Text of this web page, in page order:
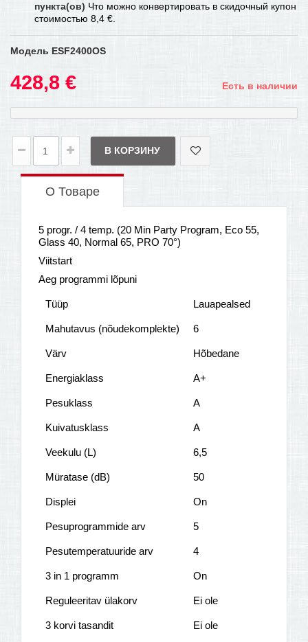
пункта(ов) Что можно конвертировать в скидочный купон
стоимостью 8,4 €
Модель ESF2400OS
428,8 € Есть в наличии
В КОРЗИНУ
О Товаре
5 progr. / 4 temp. (20 Min Party Program, Eco 55,
Glass 40, Normal 65, PRO 70°)
Viitstart
Aeg programmi lõpuni
Tüüp Lauapealsed
Mahutavus (nõudekomplekte) 6
Värv Hõbedane
Energiaklass A+
Pesuklass A
Kuivatusklass A
Veekulu (L) 6,5
Müratase (dB) 50
Displei On
Pesuprogrammide arv 5
Pesutemperatuuride arv 4
3 in 1 programm On
Reguleeritav ülakorv Ei ole
3 korvi tasandit Ei ole